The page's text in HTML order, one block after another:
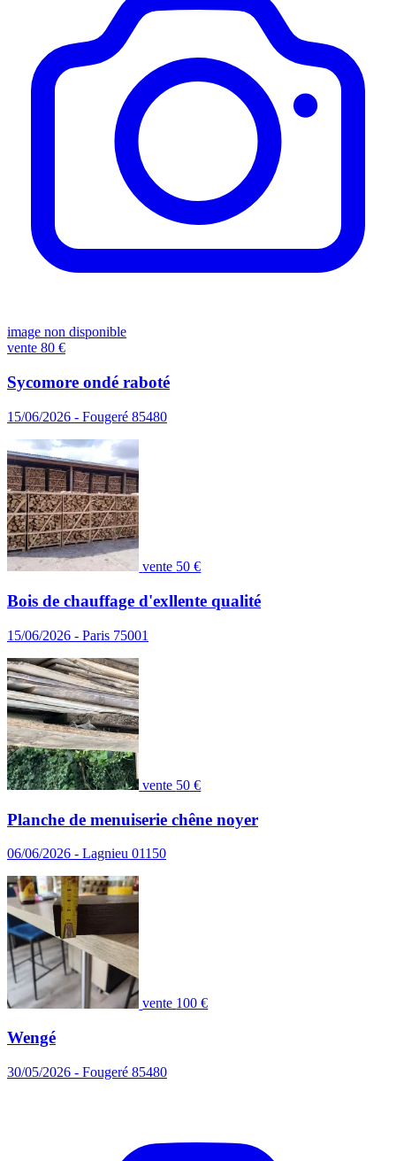
image non disponible
vente 80 €
Sycomore ondé raboté
15/06/2026 - Fougeré 85480
vente 50 €
Bois de chauffage d'exllente qualité
15/06/2026 - Paris 75001
vente 50 €
Planche de menuiserie chêne noyer
06/06/2026 - Lagnieu 01150
vente 100 €
Wengé
30/05/2026 - Fougeré 85480